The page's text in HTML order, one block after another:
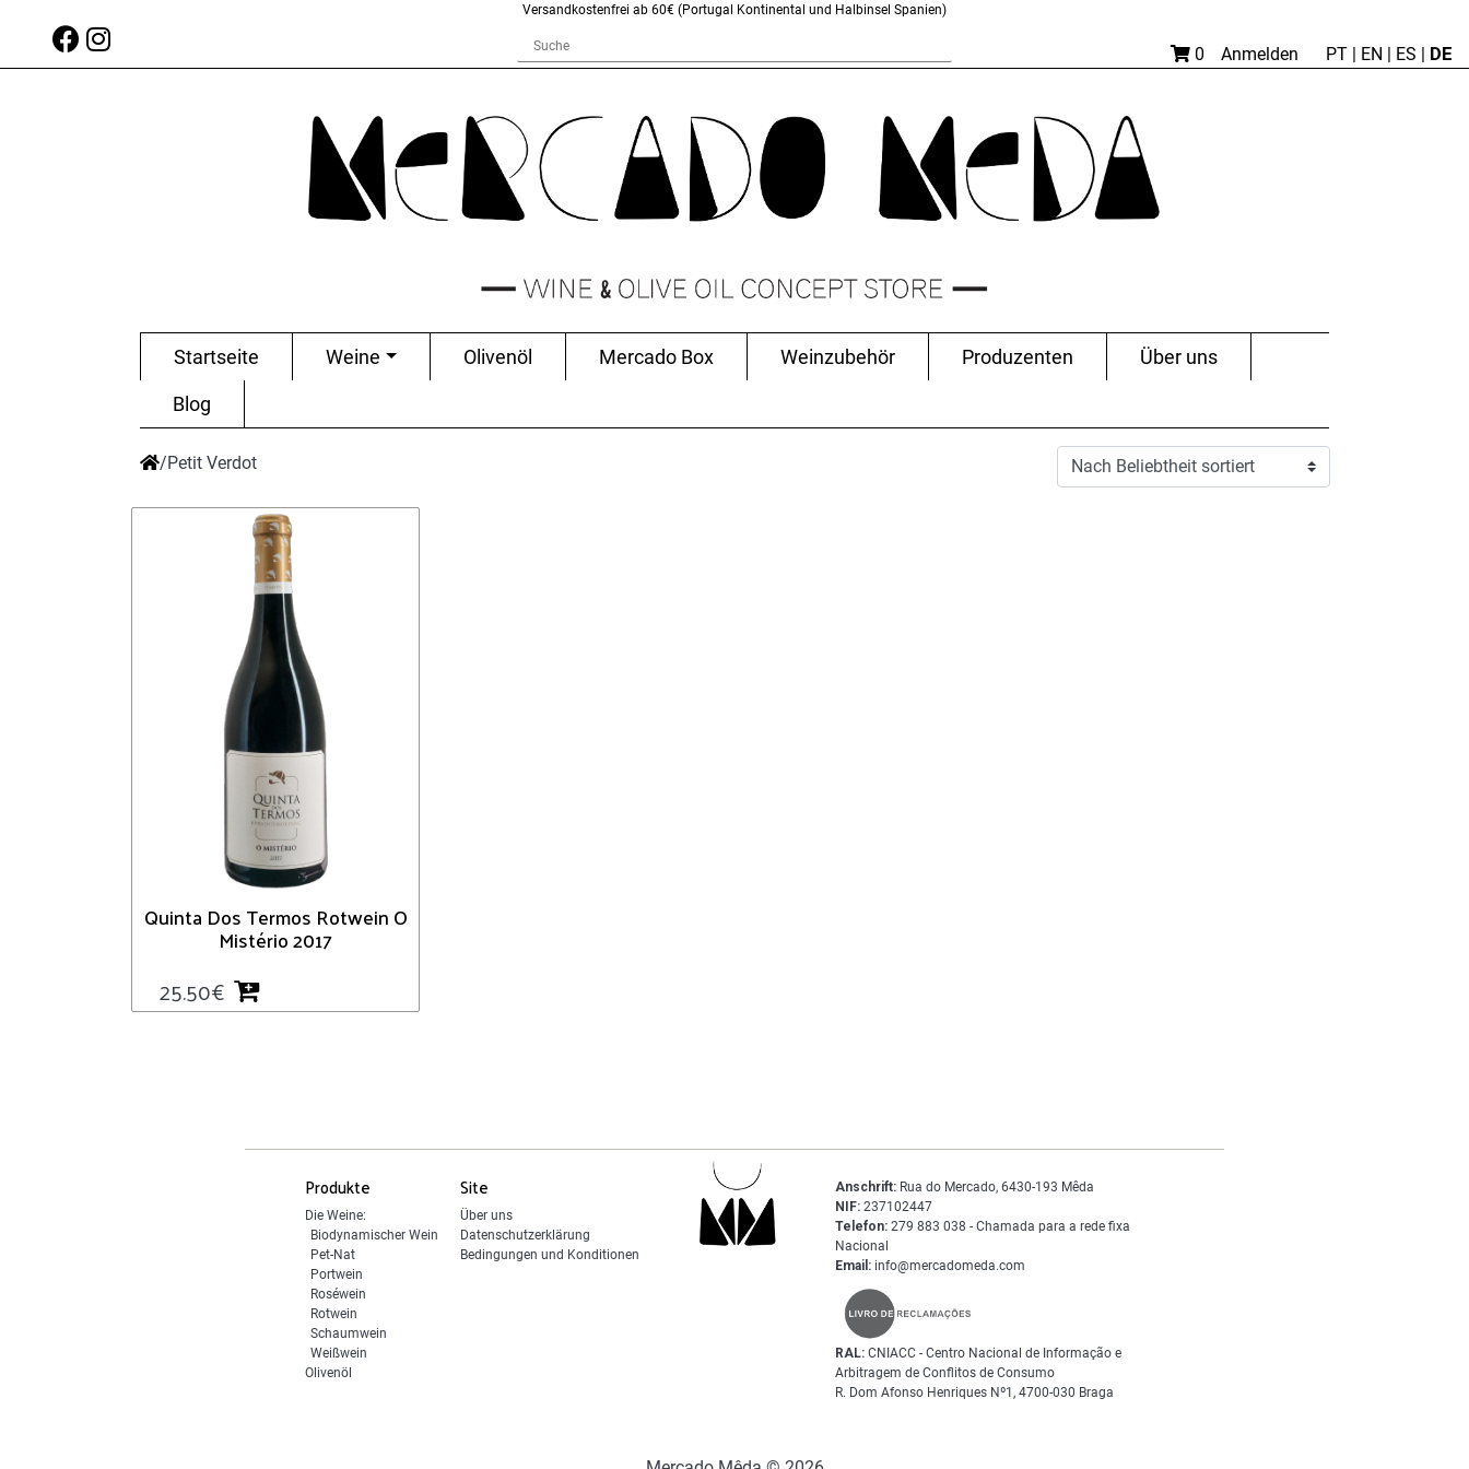
Versandkostenfrei ab 60€ (Portugal Kontinental und Halbinsel Spanien)
0 Anmelden PT | EN | ES | DE
Startseite Weine Olivenöl Mercado Box Weinzubehör Produzenten Über uns
Blog
/Petit Verdot
Quinta Dos Termos Rotwein O
Mistério 2017
25.50€
Produkte
Die Weine:
Biodynamischer Wein
Pet-Nat
Portwein
Roséwein
Rotwein
Schaumwein
Weißwein
Olivenöl
Site
Über uns
Datenschutzerklärung
Bedingungen und Konditionen
Anschrift:Rua do Mercado, 6430-193 Mêda
NIF:237102447
Telefon:279 883 038 - Chamada para a rede fixa
Nacional
Email:info@mercadomeda.com
RAL:CNIACC - Centro Nacional de Informação e
Arbitragem de Conflitos de Consumo
R. Dom Afonso Henriques Nº1, 4700-030 Braga